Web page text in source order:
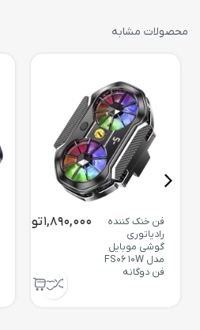
محصولات مشابه
فن خنک کننده
رادیاتوری
گوشی موبایل
مدل FS06 10W
فن دوگانه
1,890,000تومان